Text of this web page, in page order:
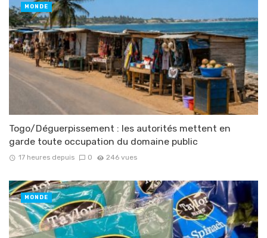
Togo/Déguerpissement : les autorités mettent en
garde toute occupation du domaine public
17 heures depuis 0 246 vues
MONDE
MONDE